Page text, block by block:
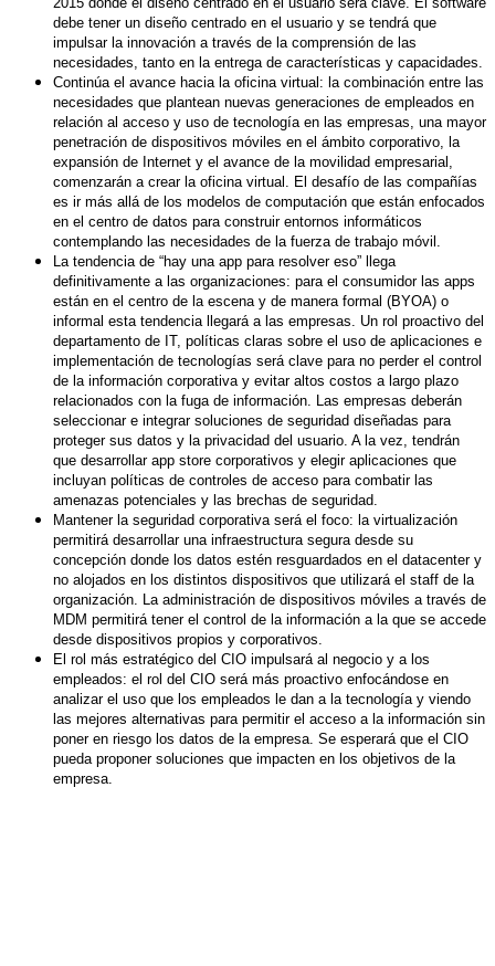
debe tener un diseño centrado en el usuario y se tendrá que
impulsar la innovación a través de la comprensión de las
necesidades, tanto en la entrega de características y capacidades.
Continúa el avance hacia la oficina virtual: la combinación entre las
necesidades que plantean nuevas generaciones de empleados en
relación al acceso y uso de tecnología en las empresas, una mayor
penetración de dispositivos móviles en el ámbito corporativo, la
expansión de Internet y el avance de la movilidad empresarial,
comenzarán a crear la oficina virtual. El desafío de las compañías
es ir más allá de los modelos de computación que están enfocados
en el centro de datos para construir entornos informáticos
contemplando las necesidades de la fuerza de trabajo móvil.
La tendencia de “hay una app para resolver eso” llega
definitivamente a las organizaciones: para el consumidor las apps
están en el centro de la escena y de manera formal (BYOA) o
informal esta tendencia llegará a las empresas. Un rol proactivo del
departamento de IT, políticas claras sobre el uso de aplicaciones e
implementación de tecnologías será clave para no perder el control
de la información corporativa y evitar altos costos a largo plazo
relacionados con la fuga de información. Las empresas deberán
seleccionar e integrar soluciones de seguridad diseñadas para
proteger sus datos y la privacidad del usuario. A la vez, tendrán
que desarrollar app store corporativos y elegir aplicaciones que
incluyan políticas de controles de acceso para combatir las
amenazas potenciales y las brechas de seguridad.
Mantener la seguridad corporativa será el foco: la virtualización
permitirá desarrollar una infraestructura segura desde su
concepción donde los datos estén resguardados en el datacenter y
no alojados en los distintos dispositivos que utilizará el staff de la
organización. La administración de dispositivos móviles a través de
MDM permitirá tener el control de la información a la que se accede
desde dispositivos propios y corporativos.
El rol más estratégico del CIO impulsará al negocio y a los
empleados: el rol del CIO será más proactivo enfocándose en
analizar el uso que los empleados le dan a la tecnología y viendo
las mejores alternativas para permitir el acceso a la información sin
poner en riesgo los datos de la empresa. Se esperará que el CIO
pueda proponer soluciones que impacten en los objetivos de la
empresa.